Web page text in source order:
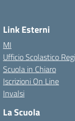
Link Esterni
MI
Ufficio Scolastico
Scuola in Chiaro
Iscrizioni On Line
Invalsi
La Scuola